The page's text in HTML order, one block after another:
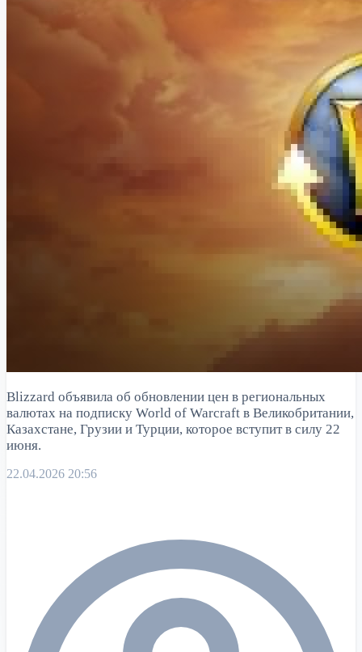
Blizzard объявила об обновлении цен в региональных
валютах на подписку World of Warcraft в Великобритании,
Казахстане, Грузии и Турции, которое вступит в силу 22
июня.
22.04.2026 20:56